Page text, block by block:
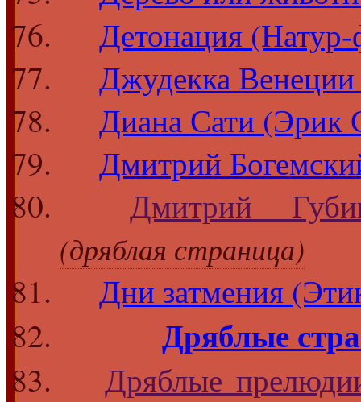
Детонация
Джудекка
Диана Сати (Эрик
Дмитрий
Дмитрий
(дряблая страница)
Дни затмения
Дряблые
Дряблые